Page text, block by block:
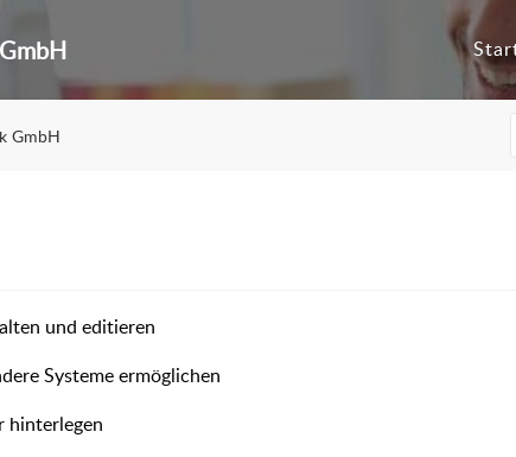
GmbH
und editieren
Systeme ermöglichen
hinterlegen